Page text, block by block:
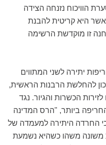
הוויכוח נזנחה הצידה
אשר היא קריטית להבנת
זו מוקדשת הרשימה
יתירה לשני המתווים
להחלשת הרבנות הראשית,
הכשרות והגיור. נגד
ביותר, "הרס המדינה
החרדה היתירה למעמדה של
משונה משהו כשהיא נשמעת